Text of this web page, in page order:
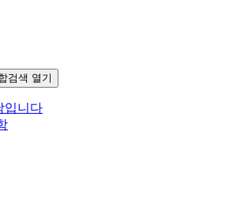
검색 열기
입니다